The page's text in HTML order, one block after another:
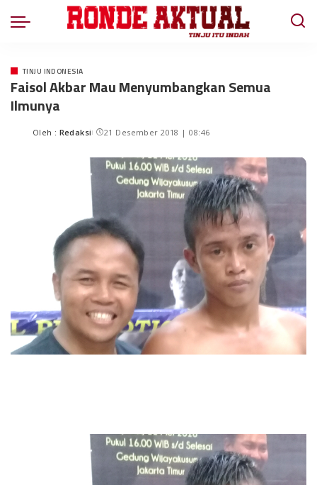
TINJU INDONESIA
Faisol Akbar Mau Menyumbangkan Semua
Ilmunya
Oleh : Redaksi 21 Desember 2018 | 08:46